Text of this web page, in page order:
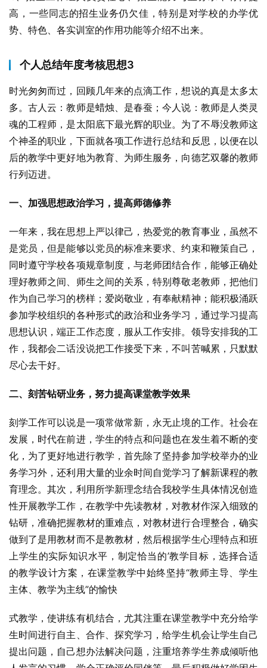
高，一些同志的招生业务仍欠佳，特别是对学校的办学优
势、特色、各实训室的作用功能等介绍不出来。
个人总结年度考核思想3
时光匆匆而过，回顾几年来的点滴工作，想说的真是太多太
多。古人云：教师是蜡烛、是春蚕；今人说：教师是人类灵
魂的工程师，是太阳底下最光辉的职业。为了不辱没教师这
个神圣的职业，下面就各项工作进行总结和反思，以便在以
后的教学中更好地为教育、为师生服务，向德艺双馨的教师
行列迈进。
一、加强思想政治学习，提高师德修养
一年来，我在思想上严以律己，热爱党的教育事业，虽然不
是党员，但是能够以党员的标准来要求、约束和鞭策自己，
同时遵守学校各项规章制度，与老师团结合作，能够正确处
理好教师之间、师生之间的关系，特别尊敬老教师，把他们
作为自己学习的榜样；爱岗敬业，有奉献精神；能积极涌跃
参加学校组织的各种形式的政治和业务学习，通过学习提高
思想认识，端正工作态度，服从工作安排。领导安排我的工
作，我都会二话没说把工作接受下来，不叫苦喊累，只默默
尽心去干好。
二、刻苦钻研业务，努力提高课堂教学效果
刻学工作可以说是一项常做常新，永无止境的工作。社会在
发展，时代在前进，学生的特点和问题也在发生着不断的变
化，为了更好地进行教学，首先除了坚持参加学校举办的业
务学习外，还利用大量的业余时间自觉学习了解新课程的教
育理念。其次，利用所学新理念结合我校学生具体情况创造
性开展教学工作，在教学中先读教材，对教材作深入细致的
钻研，准确把握教材的重难点，对教材进行合理整合，确实
做到了是用教材而不是教教材，然后根据学生心理特点和班
上学生的实际知识水平，制定恰当的’教学目标，选择合适
的教学设计方案，在课堂教学中始终坚持“教师主导、学生
主体、教学为主线”的愉快
式教学，使讲练有机结合，尤其注重在课堂教学中充分给学
生时间进行自主、合作、探究学习，给学生机会让学生自己
提出问题，自己想办法解决问题，注重培养学生养成倾听他